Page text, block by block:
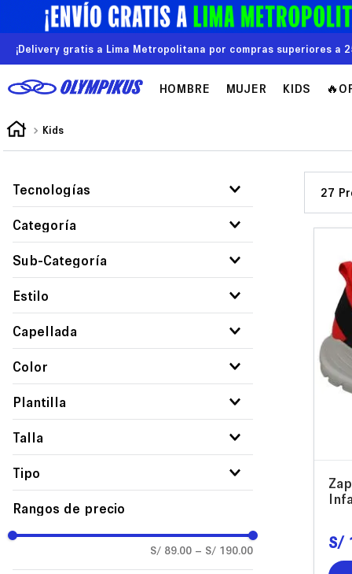
¡Delivery gratis a Lima Metropolitana por compras superiores a
HOMBRE MUJER KIDS
Kids
Tecnologías
Evasense
Gripper
Elevapro2.0
Categoría
Calzado
Sub-Categoría
Zapatillas
Estilo
Casual
Capellada
Textil
Color
Azul
Blanco
Negro
Plantilla
Talla
29
30
31
Tipo
Rangos de precio
S/ 89.00 – S/ 190.00
27
S/